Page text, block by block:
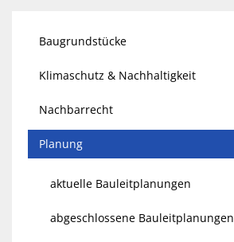
Baugrundstücke
Klimaschutz & Nachhaltigkeit
Nachbarrecht
Planung
aktuelle Bauleitplanungen
abgeschlossene Bauleitplanungen